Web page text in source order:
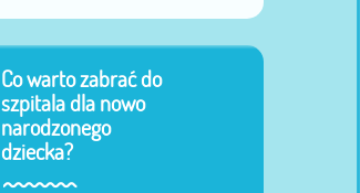
Co warto zabrać do
szpitala dla nowo
narodzonego
dziecka?